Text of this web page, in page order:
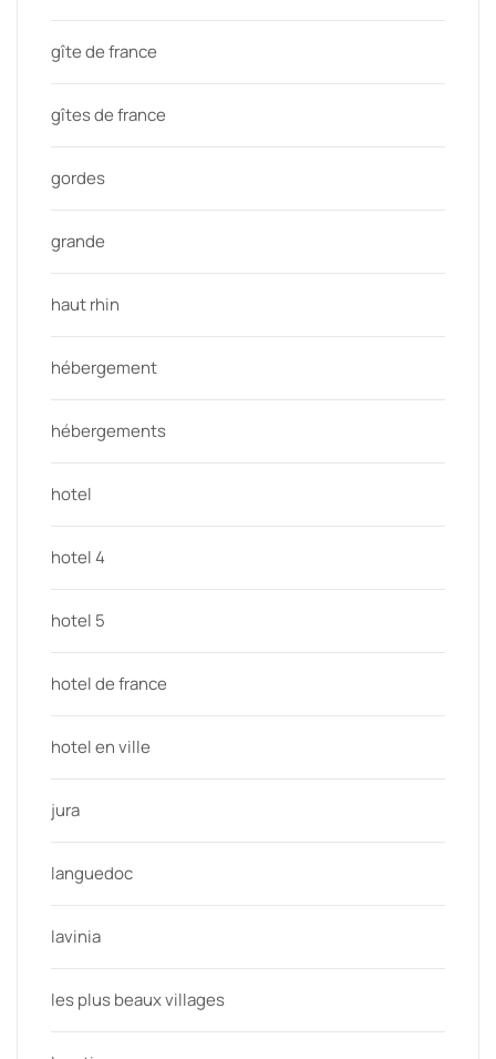
gîte de france
gîtes de france
gordes
grande
haut rhin
hébergement
hébergements
hotel
hotel 4
hotel 5
hotel de france
hotel en ville
jura
languedoc
lavinia
les plus beaux villages